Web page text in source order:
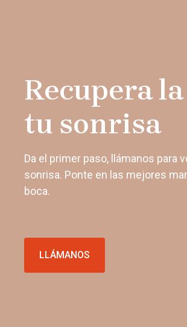
Recupera
tu sonrisa
Da el primer paso, llámanos para
sonrisa. Ponte en las mejores
boca.
LLÁMANOS